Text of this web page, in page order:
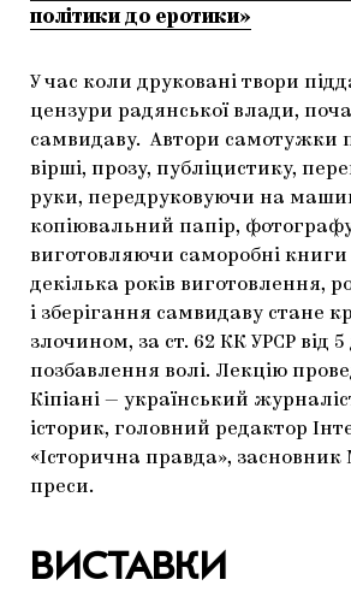
політики до еротики»
У час коли друковані твори
цензури радянської влади,
самвидаву. Автори самотужки
вірші, прозу, публіцистику,
руки, передруковуючи на
копіювальний папір,
виготовляючи саморобні книги
декілька років виготовлення,
і зберігання самвидаву стане
злочином, за ст. 62 КК УРСР від 5
позбавлення волі. Лекцію
Кіпіані — український
історик, головний редактор
«Історична правда», засновник
преси.
ВИСТАВКИ